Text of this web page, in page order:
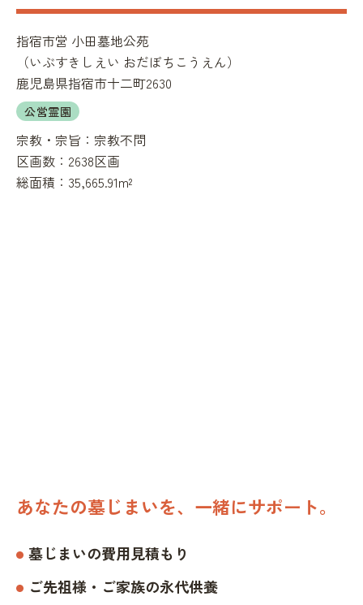
指宿市営 小田墓地公苑
（いぶすきしえい おだぼちこうえん）
鹿児島県指宿市十二町2630
公営霊園
宗教・宗旨： 宗教不問
区画数： 2638区画
総面積： 35,665.91m²
あなたの墓じまいを、一緒にサポート。
墓じまいの費用見積もり
ご先祖様・ご家族の永代供養